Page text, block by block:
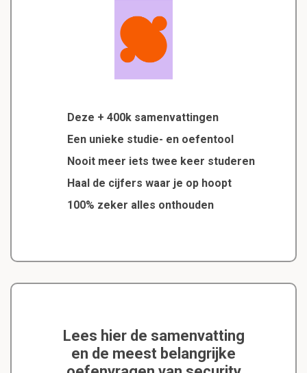
Deze + 400k samenvattingen
Een unieke studie- en oefentool
Nooit meer iets twee keer studeren
Haal de cijfers waar je op hoopt
100% zeker alles onthouden
Lees hier de samenvatting
en de meest belangrijke